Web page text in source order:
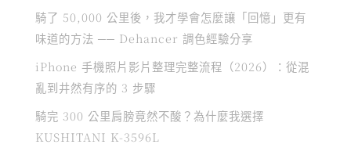
騎了 50,000 公里後，我才學會怎麼讓「回憶」更有
味道的方法 ── Dehancer 調色經驗分享
iPhone 手機照片影片整理完整流程（2026）：從混
亂到井然有序的 3 步驟
騎完 300 公里肩膀竟然不酸？為什麼我選擇
KUSHITANI K-3596L